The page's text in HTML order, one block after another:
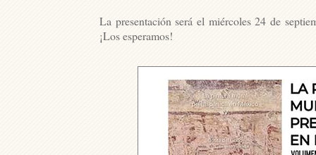
La presentación será el miércoles 24 de
¡Los esperamos!